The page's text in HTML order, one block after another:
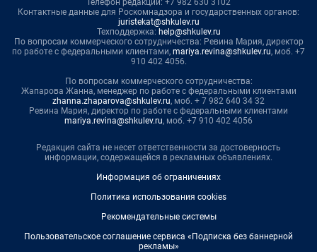
Телефон редакции: +7 982 630 3102
Контактные данные для Роскомнадзора и государственных органов:
juristekat@shkulev.ru
Техподдержка: help@shkulev.ru
По вопросам коммерческого сотрудничества: Ревина Мария, директор
по работе с федеральными клиентами, mariya.revina@shkulev.ru, моб. +7
910 402 4056.
По вопросам коммерческого сотрудничества:
Жапарова Жанна, менеджер по работе с федеральными клиентами
zhanna.zhaparova@shkulev.ru, моб. + 7 982 640 34 32
Ревина Мария, директор по работе с федеральными клиентами
mariya.revina@shkulev.ru, моб. +7 910 402 4056
Редакция сайта не несет ответственности за достоверность
информации, содержащейся в рекламных объявлениях.
Информация об ограничениях
Политика использования cookies
Рекомендательные системы
Пользовательское соглашение сервиса «Подписка без баннерной
рекламы»